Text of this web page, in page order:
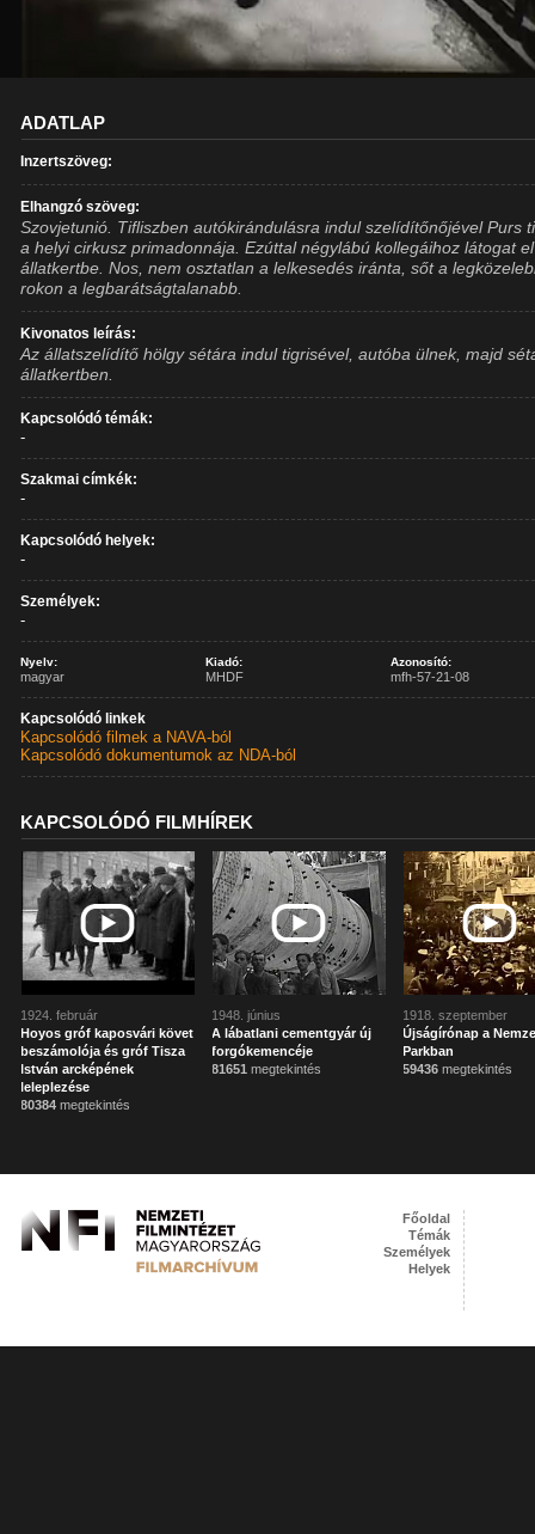
ADATLAP
Inzertszöveg:
Elhangzó szöveg:
Szovjetunió. Tifliszben autókirándulásra indul szelídítőnőjével Purs
a helyi cirkusz primadonnája. Ezúttal négylábú kollegáihoz látogat
állatkertbe. Nos, nem osztatlan a lelkesedés iránta, sőt a
rokon a legbarátságtalanabb.
Kivonatos leírás:
Az állatszelídítő hölgy sétára indul tigrisével, autóba ülnek, majd
állatkertben.
Kapcsolódó témák:
-
Szakmai címkék:
-
Kapcsolódó helyek:
-
Személyek:
-
Nyelv:
magyar
Kiadó:
MHDF
Azonosító:
mfh-57-21-08
Kapcsolódó linkek
Kapcsolódó filmek a NAVA-ból
Kapcsolódó dokumentumok az NDA-ból
KAPCSOLÓDÓ FILMHÍREK
1924. február
Hoyos gróf kaposvári követ
beszámolója és gróf Tisza
István arcképének
leleplezése
80384 megtekintés
1948. június
A lábatlani cementgyár új
forgókemencéje
81651 megtekintés
1918. szeptember
Újságírónap a
Parkban
59436 megtekintés
Főoldal
Témák
Személyek
Helyek